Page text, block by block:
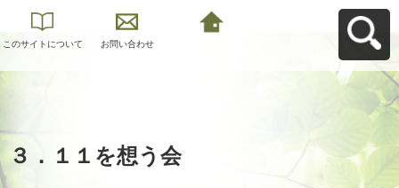
このサイトについて お問い合わせ
３．１１を想う会